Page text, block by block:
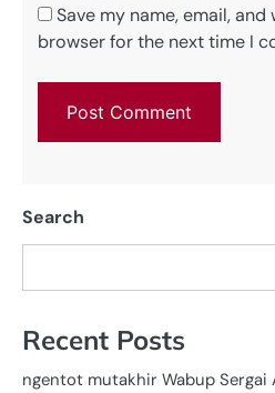
Save my name, email,
browser for the next time I
Search
Recent Posts
ngentot mutakhir Wabup Sergai